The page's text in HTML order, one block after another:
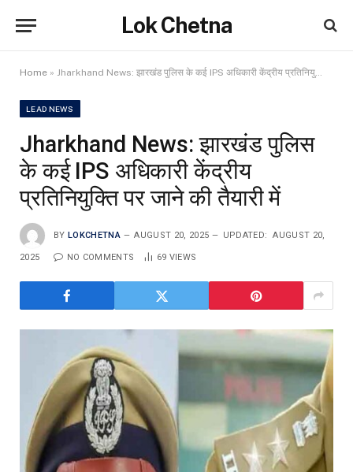
Lok Chetna
Home » Jharkhand News: झारखंड पुलिस के कई IPS अधिकारी केंद्रीय प्रतिनियुक्ति पर जाने की तैयारी में
LEAD NEWS
Jharkhand News: झारखंड पुलिस
के कई IPS अधिकारी केंद्रीय
प्रतिनियुक्ति पर जाने की तैयारी में
BY LOKCHETNA AUGUST 20, 2025 UPDATED: AUGUST 20,
2025 NO COMMENTS 69 VIEWS